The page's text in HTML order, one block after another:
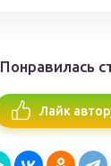
Понравилась
Лайк